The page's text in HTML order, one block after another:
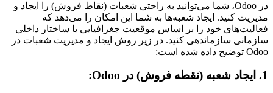
در Odoo، شما می‌توانید به راحتی شعبات (نقاط فروش) را ایجاد و
مدیریت کنید. ایجاد شعبه‌ها به شما این امکان را می‌دهد که
فعالیت‌های خود را بر اساس موقعیت جغرافیایی یا ساختار داخلی
سازمانی سازماندهی کنید. در زیر روش ایجاد و مدیریت شعبات در
Odoo توضیح داده شده است:
1. ایجاد شعبه (نقطه فروش) در Odoo: